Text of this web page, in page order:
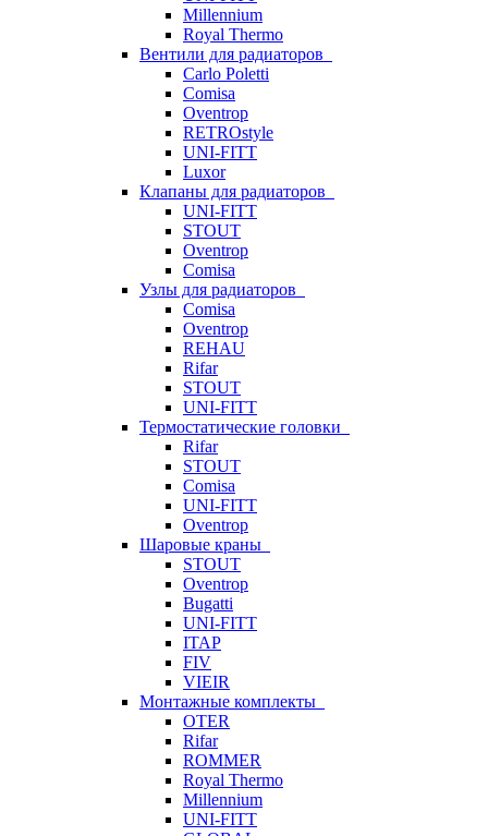
Millennium
Royal Thermo
Вентили для радиаторов
Carlo Poletti
Comisa
Oventrop
RETROstyle
UNI-FITT
Luxor
Клапаны для радиаторов
UNI-FITT
STOUT
Oventrop
Comisa
Узлы для радиаторов
Comisa
Oventrop
REHAU
Rifar
STOUT
UNI-FITT
Термостатические головки
Rifar
STOUT
Comisa
UNI-FITT
Oventrop
Шаровые краны
STOUT
Oventrop
Bugatti
UNI-FITT
ITAP
FIV
VIEIR
Монтажные комплекты
OTER
Rifar
ROMMER
Royal Thermo
Millennium
UNI-FITT